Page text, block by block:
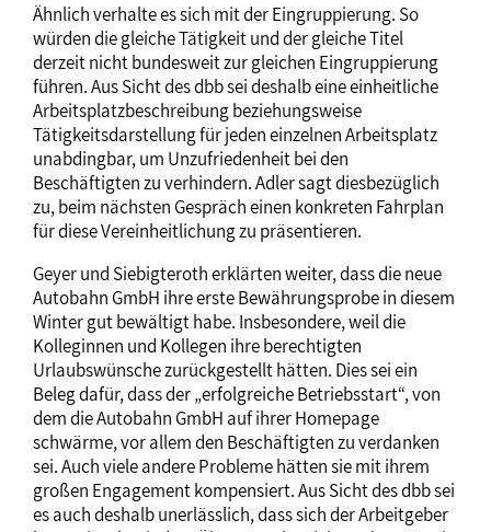
Ähnlich verhalte es sich mit der Eingruppierung. So
würden die gleiche Tätigkeit und der gleiche Titel
derzeit nicht bundesweit zur gleichen Eingruppierung
führen. Aus Sicht des dbb sei deshalb eine einheitliche
Arbeitsplatzbeschreibung beziehungsweise
Tätigkeitsdarstellung für jeden einzelnen Arbeitsplatz
unabdingbar, um Unzufriedenheit bei den
Beschäftigten zu verhindern. Adler sagt diesbezüglich
zu, beim nächsten Gespräch einen konkreten Fahrplan
für diese Vereinheitlichung zu präsentieren.
Geyer und Siebigteroth erklärten weiter, dass die neue
Autobahn GmbH ihre erste Bewährungsprobe in diesem
Winter gut bewältigt habe. Insbesondere, weil die
Kolleginnen und Kollegen ihre berechtigten
Urlaubswünsche zurückgestellt hätten. Dies sei ein
Beleg dafür, dass der „erfolgreiche Betriebsstart“, von
dem die Autobahn GmbH auf ihrer Homepage
schwärme, vor allem den Beschäftigten zu verdanken
sei. Auch viele andere Probleme hätten sie mit ihrem
großen Engagement kompensiert. Aus Sicht des dbb sei
es auch deshalb unerlässlich, dass sich der Arbeitgeber